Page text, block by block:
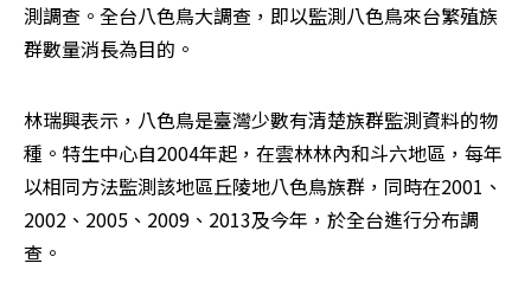
測調查。全台八色鳥大調查，即以監測八色鳥來台繁殖族
群數量消長為目的。
林瑞興表示，八色鳥是臺灣少數有清楚族群監測資料的物
種。特生中心自2004年起，在雲林林內和斗六地區，每年
以相同方法監測該地區丘陵地八色鳥族群，同時在2001、
2002、2005、2009、2013及今年，於全台進行分布調
查。